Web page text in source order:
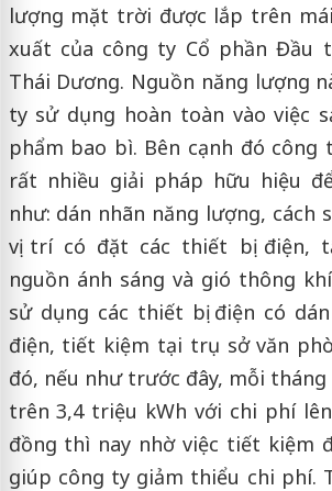
lượng mặt trời được lắp trên
xuất của công ty Cổ phần Đầu
Thái Dương. Nguồn năng lượng
ty sử dụng hoàn toàn vào việc
phẩm bao bì. Bên cạnh đó công
rất nhiều giải pháp hữu hiệu
như: dán nhãn năng lượng, cách
vị trí có đặt các thiết bị điện,
nguồn ánh sáng và gió thông
sử dụng các thiết bị điện có
điện, tiết kiệm tại trụ sở văn
đó, nếu như trước đây, mỗi
trên 3,4 triệu kWh với chi phí
đồng thì nay nhờ việc tiết kiệm
giúp công ty giảm thiểu chi phí.